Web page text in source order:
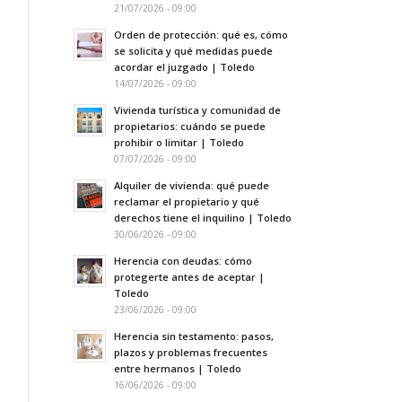
21/07/2026 - 09:00
Orden de protección: qué es, cómo
se solicita y qué medidas puede
acordar el juzgado | Toledo
14/07/2026 - 09:00
Vivienda turística y comunidad de
propietarios: cuándo se puede
prohibir o limitar | Toledo
07/07/2026 - 09:00
Alquiler de vivienda: qué puede
reclamar el propietario y qué
derechos tiene el inquilino | Toledo
30/06/2026 - 09:00
Herencia con deudas: cómo
protegerte antes de aceptar |
Toledo
23/06/2026 - 09:00
Herencia sin testamento: pasos,
plazos y problemas frecuentes
entre hermanos | Toledo
16/06/2026 - 09:00